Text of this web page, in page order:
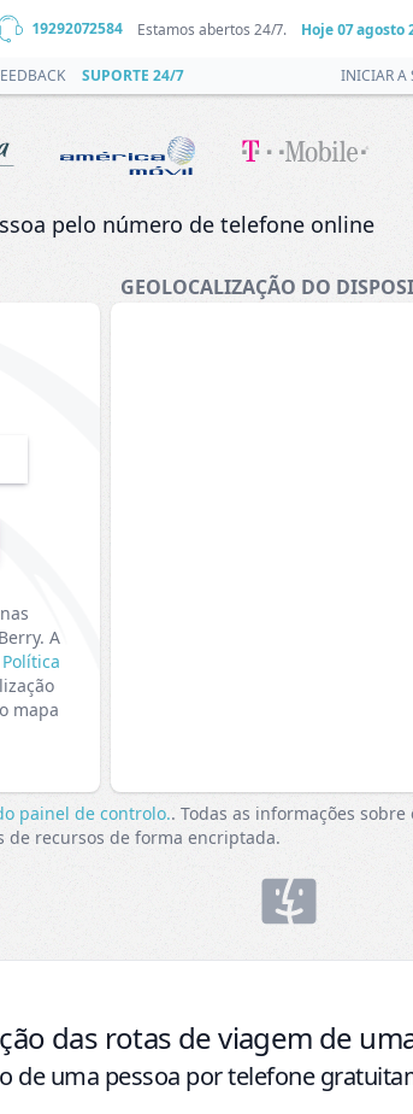
19292072584 Estamos abertos 24/7. Hoje07 agosto
SUPORTE 24/7 INICIAR A
pelo número de telefone online
GEOLOCALIZAÇÃO DO
A
Política
mapa
painel de controlo.. Todas as informações
de recursos de forma encriptada.
das rotas de viagem de
de uma pessoa por telefone